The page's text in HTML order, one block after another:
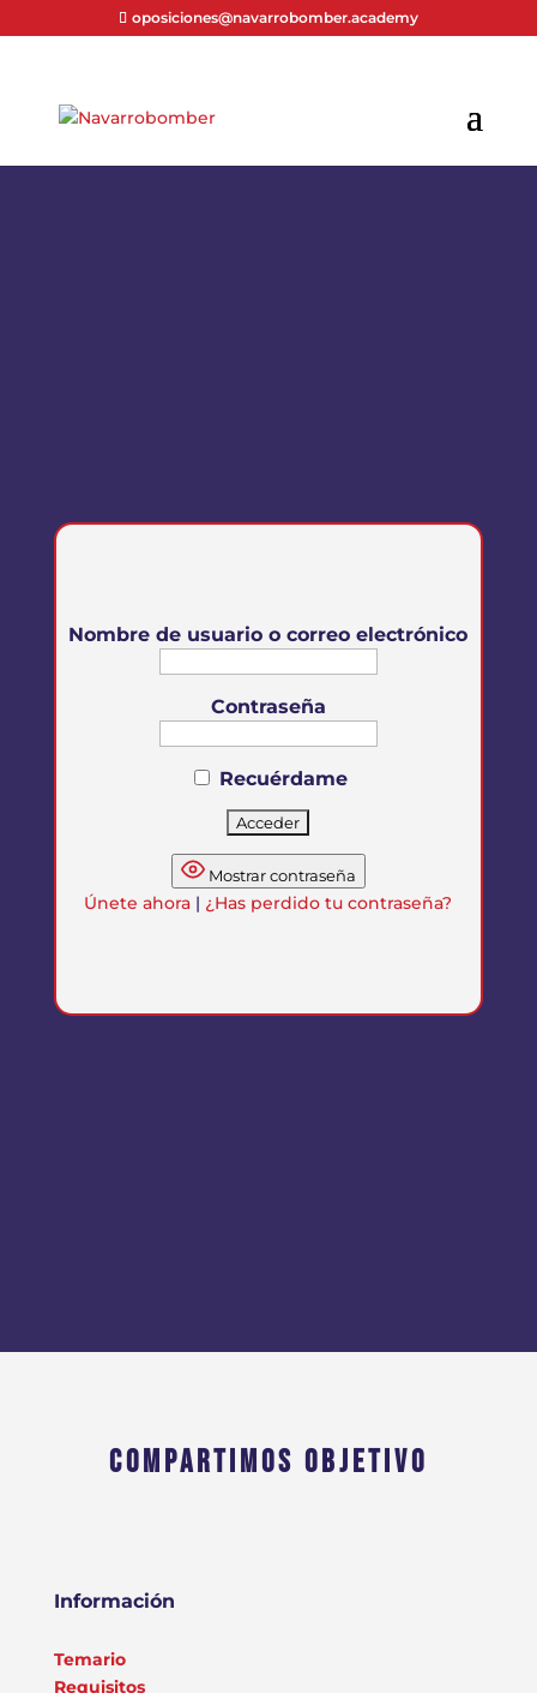
oposiciones@navarrobomber.academy
Nombre de usuario o correo electrónico
Contraseña
Recuérdame
Mostrar contraseña
Únete ahora | ¿Has perdido tu contraseña?
COMPARTIMOS OBJETIVO
Información
Temario
Requisitos